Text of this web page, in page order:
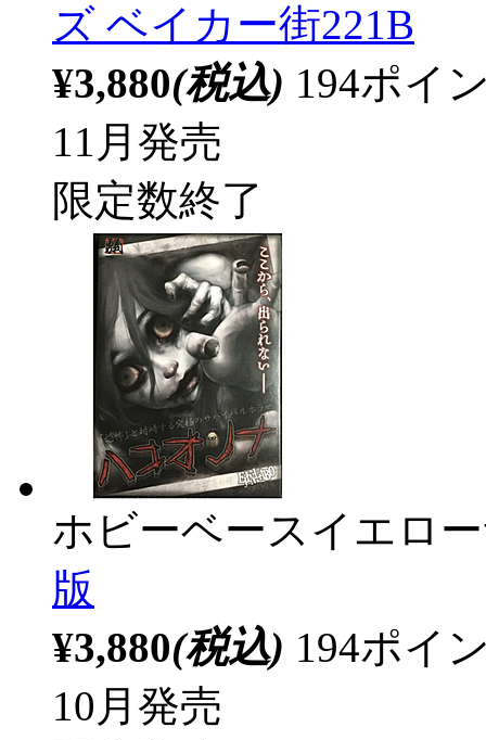
ズ ベイカー街221B
¥3,880(税込) 194ポイ
11月発売
限定数終了
ホビーベースイエロ
版
¥3,880(税込) 194ポイ
10月発売